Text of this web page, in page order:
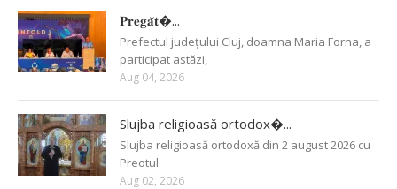
𝐏𝐫𝐞𝐠𝐚̆𝐭�...
Prefectul județului Cluj, doamna Maria Forna, a
participat astăzi,
Aug 04, 2026
Slujba religioasă ortodox�...
Slujba religioasă ortodoxă din 2 august 2026 cu
Preotul
Aug 02, 2026